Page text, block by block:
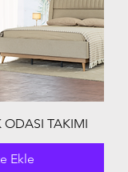
ODASI TAKIMI
Ekle